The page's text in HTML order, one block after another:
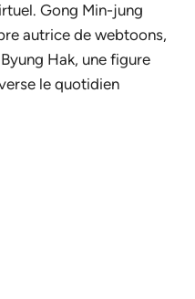
Gong Min-jung
autrice de webtoons,
Hak, une figure
le quotidien